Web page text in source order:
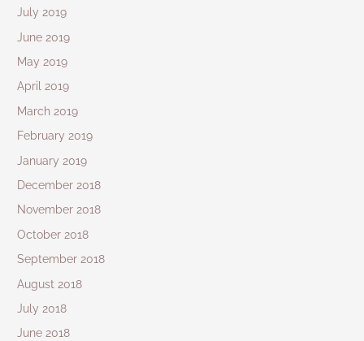
July 2019
June 2019
May 2019
April 2019
March 2019
February 2019
January 2019
December 2018
November 2018
October 2018
September 2018
August 2018
July 2018
June 2018